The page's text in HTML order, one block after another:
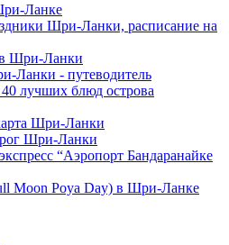
Ланке
Шри-Ланки, расписание на
Шри-Ланки
Ланки - путеводитель
лучших блюд острова
Шри-Ланки
Шри-Ланки
“Аэропорт Бандаранайке
Moon Poya Day) в Шри-Ланке